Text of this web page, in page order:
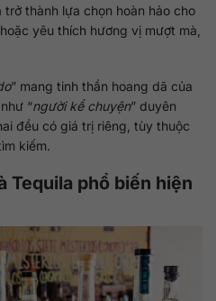
thành lựa chọn hoàn hảo cho
yêu thích hương vị mượt mà,
” mang tinh thần hoang dã của
“người kể chuyện” duyên
đều có giá trị riêng, tùy thuộc
kiếm.
Tequila phổ biến hiện